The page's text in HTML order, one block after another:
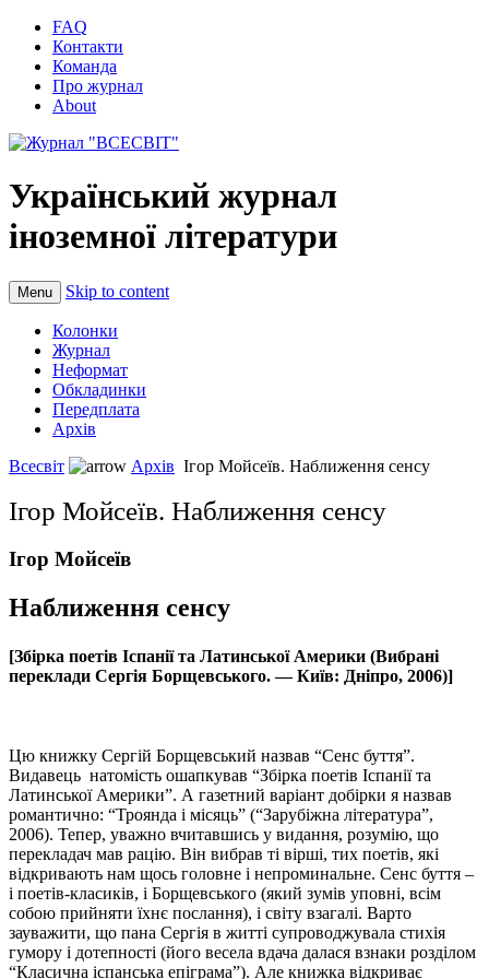
FAQ
Контакти
Команда
Про журнал
About
Український журнал
іноземної літератури
Menu Skip to content
Колонки
Журнал
Неформат
Обкладинки
Передплата
Архів
Всесвіт
Архів Ігор Мойсеїв. Наближення сенсу
Ігор Мойсеїв. Наближення сенсу
Ігор Мойсеїв
Наближення сенсу
[Збірка поетів Іспанії та Латинської Америки (Вибрані
переклади Сергія Борщевського. — Київ: Дніпро, 2006)]
Цю книжку Сергій Борщевський назвав “Сенс буття”.
Видавець натомість ошапкував “Збірка поетів Іспанії та
Латинської Америки”. А газетний варіант добірки я назвав
романтично: “Троянда і місяць” (“Зарубіжна література”,
2006). Тепер, уважно вчитавшись у видання, розумію, що
перекладач мав рацію. Він вибрав ті вірші, тих поетів, які
відкривають нам щось головне і непроминальне. Сенс буття –
і поетів-класиків, і Борщевського (який зумів уповні, всім
собою прийняти їхнє послання), і світу взагалі. Варто
зауважити, що пана Сергія в житті супроводжувала стихія
гумору і дотепності (його весела вдача далася взнаки розділом
“Класична іспанська епіграма”). Але книжка відкриває